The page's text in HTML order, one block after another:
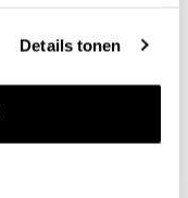
Details tonen